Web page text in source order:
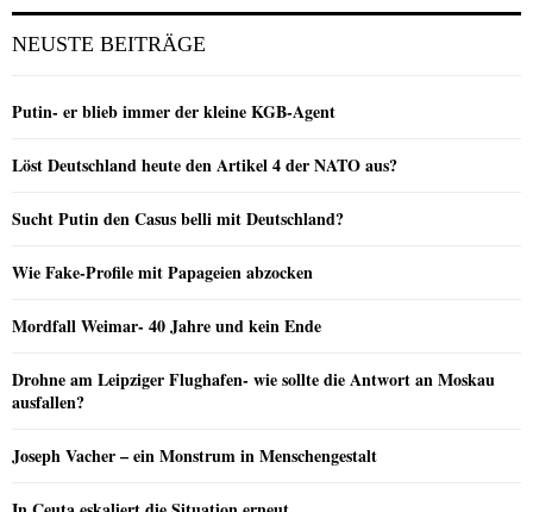
NEUSTE BEITRÄGE
Putin- er blieb immer der kleine KGB-Agent
Löst Deutschland heute den Artikel 4 der NATO aus?
Sucht Putin den Casus belli mit Deutschland?
Wie Fake-Profile mit Papageien abzocken
Mordfall Weimar- 40 Jahre und kein Ende
Drohne am Leipziger Flughafen- wie sollte die Antwort an Moskau
ausfallen?
Joseph Vacher – ein Monstrum in Menschengestalt